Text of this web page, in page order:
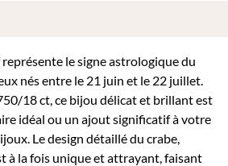
le signe astrologique du
nés entre le 21 juin et le 22 juillet.
18 ct, ce bijou délicat et brillant est
idéal ou un ajout significatif à votre
Le design détaillé du crabe,
à la fois unique et attrayant, faisant